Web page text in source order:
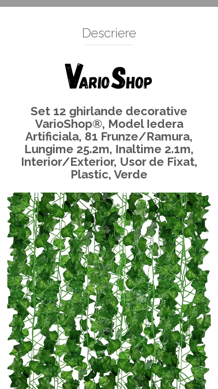
Accesorii decorative
Descriere
Set 12 ghirlande decorative
VarioShop®, Model Iedera
Artificiala, 81 Frunze/Ramura,
Lungime 25.2m, Inaltime 2.1m,
Interior/Exterior, Usor de Fixat,
Plastic, Verde